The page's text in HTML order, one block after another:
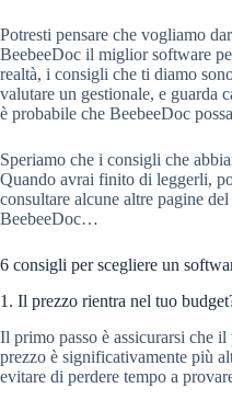
Potresti pensare che vogliamo
BeebeeDoc il miglior software
realtà, i consigli che ti diamo
valutare un gestionale, e guarda
è probabile che BeebeeDoc
Speriamo che i consigli che
Quando avrai finito di leggerli,
consultare alcune altre pagine
BeebeeDoc…
6 consigli per scegliere un
1. Il prezzo rientra nel tuo
Il primo passo è assicurarsi che
prezzo è significativamente più
evitare di perdere tempo a